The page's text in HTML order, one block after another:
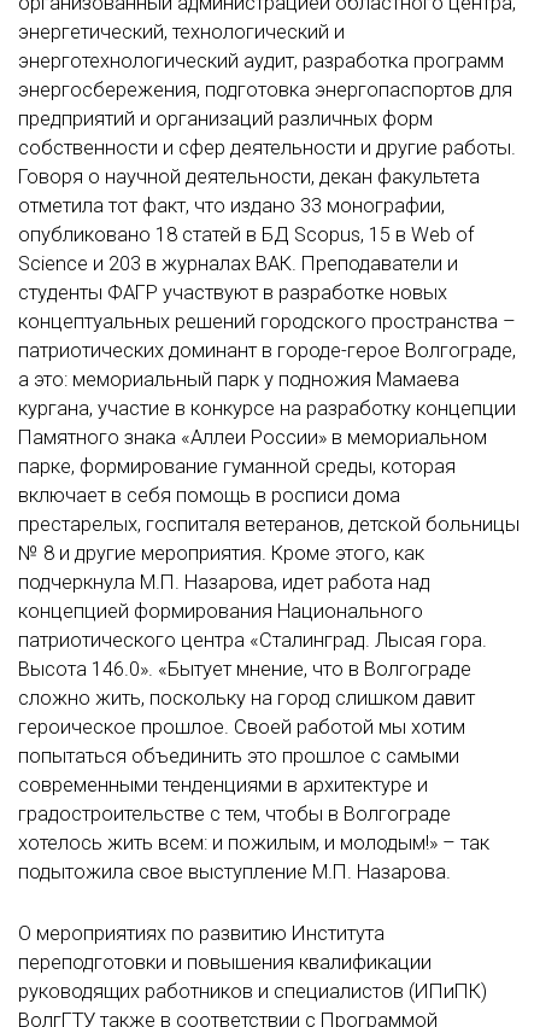
энергетический, технологический и
энерготехнологический аудит, разработка программ
энергосбережения, подготовка энергопаспортов для
предприятий и организаций различных форм
собственности и сфер деятельности и другие работы.
Говоря о научной деятельности, декан факультета
отметила тот факт, что издано 33 монографии,
опубликовано 18 статей в БД Scopus, 15 в Web of
Science и 203 в журналах ВАК. Преподаватели и
студенты ФАГР участвуют в разработке новых
концептуальных решений городского пространства –
патриотических доминант в городе-герое Волгограде,
а это: мемориальный парк у подножия Мамаева
кургана, участие в конкурсе на разработку концепции
Памятного знака «Аллеи России» в мемориальном
парке, формирование гуманной среды, которая
включает в себя помощь в росписи дома
престарелых, госпиталя ветеранов, детской больницы
№ 8 и другие мероприятия. Кроме этого, как
подчеркнула М.П. Назарова, идет работа над
концепцией формирования Национального
патриотического центра «Сталинград. Лысая гора.
Высота 146.0». «Бытует мнение, что в Волгограде
сложно жить, поскольку на город слишком давит
героическое прошлое. Своей работой мы хотим
попытаться объединить это прошлое с самыми
современными тенденциями в архитектуре и
градостроительстве с тем, чтобы в Волгограде
хотелось жить всем: и пожилым, и молодым!» – так
подытожила свое выступление М.П. Назарова.
О мероприятиях по развитию Института
переподготовки и повышения квалификации
руководящих работников и специалистов (ИПиПК)
ВолгГТУ также в соответствии с Программой